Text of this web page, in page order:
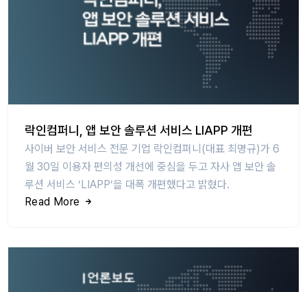
락인컴퍼니, 앱 보안 솔루션 서비스 LIAPP 개편
사이버 보안 서비스 전문 기업 락인컴퍼니(대표 최명규)가 6
월 30일 이용자 편의성 개선에 중심을 두고 자사 앱 보안 솔
루션 서비스 ‘LIAPP’을 대폭 개편했다고 밝혔다.
Read More